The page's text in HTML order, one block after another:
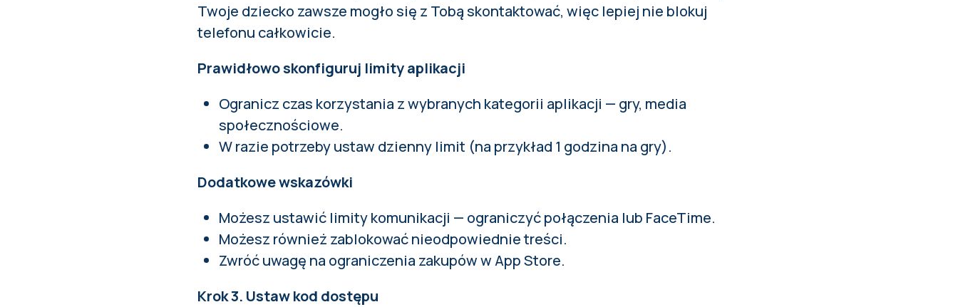
Twoje dziecko zawsze mogło się z Tobą skontaktować, więc lepiej nie blokuj
telefonu całkowicie.
Prawidłowo skonfiguruj limity aplikacji
Ogranicz czas korzystania z wybranych kategorii aplikacji — gry, media
społecznościowe.
W razie potrzeby ustaw dzienny limit (na przykład 1 godzina na gry).
Dodatkowe wskazówki
Możesz ustawić limity komunikacji — ograniczyć połączenia lub FaceTime.
Możesz również zablokować nieodpowiednie treści.
Zwróć uwagę na ograniczenia zakupów w App Store.
Krok 3. Ustaw kod dostępu